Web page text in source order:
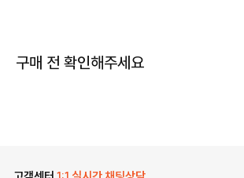
구매 전 확인해주세요